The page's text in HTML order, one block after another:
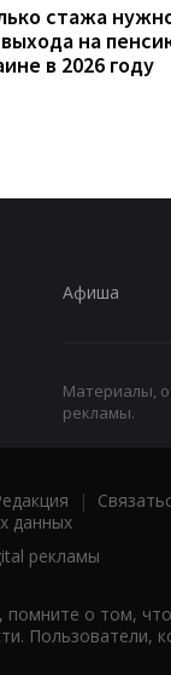
стажа
на
в 2026 году
Афиша
Материалы,
рекламы.
|
данных
рекламы
о том,
Пользователи,